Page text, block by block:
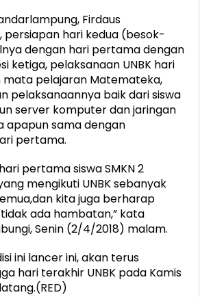
Firdaus
persiapan hari kedua (besok-
dengan hari pertama dengan
ketiga, pelaksanaan UNBK hari
mata pelajaran Matemateka,
pelaksanaannya baik dari siswa
server komputer dan jaringan
apapun sama dengan
pertama.
pertama siswa SMKN 2
mengikuti UNBK sebanyak
kita juga berharap
ada hambatan,” kata
Senin (2/4/2018) malam.
ini lancer ini, akan terus
hari terakhir UNBK pada Kamis